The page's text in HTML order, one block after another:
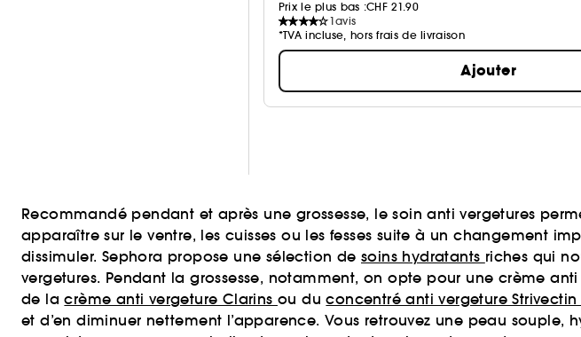
Prix le plus bas :CHF 21.90
1avis
*TVA incluse, hors frais de livraison
Ajouter
Recommandé pendant et après une grossesse, le soin anti vergetures
apparaître sur le ventre, les cuisses ou les fesses suite à un changement
dissimuler. Sephora propose une sélection de soins hydratants riches qui
vergetures. Pendant la grossesse, notamment, on opte pour une crème
de lacrème anti vergeture Clarinsou duconcentré anti vergeture Strivectin
et d’en diminuer nettement l’apparence. Vous retrouvez une peau souple,